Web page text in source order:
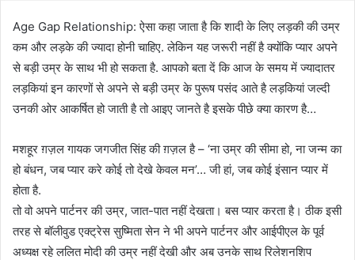
Age Gap Relationship: ऐसा कहा जाता है कि शादी के लिए लड़की की उम्र
कम और लड़के की ज्यादा होनी चाहिए. लेकिन यह जरूरी नहीं है क्योंकि प्यार अपने
से बड़ी उम्र के साथ भी हो सकता है. आपको बता दें कि आज के समय में ज्यादातर
लड़कियां इन कारणों से अपने से बड़ी उम्र के पुरूष पसंद आते है लड़कियां जल्दी
उनकी ओर आकर्षित हो जाती है तो आइए जानते है इसके पीछे क्या कारण है…
मशहूर ग़ज़ल गायक जगजीत सिंह की ग़ज़ल है – ‘ना उम्र की सीमा हो, ना जन्म का
हो बंधन, जब प्यार करे कोई तो देखे केवल मन’… जी हां, जब कोई इंसान प्यार में
होता है.
तो वो अपने पार्टनर की उम्र, जात-पात नहीं देखता। बस प्यार करता है। ठीक इसी
तरह से बॉलीवुड एक्ट्रेस सुष्मिता सेन ने भी अपने पार्टनर और आईपीएल के पूर्व
अध्यक्ष रहे ललित मोदी की उम्र नहीं देखी और अब उनके साथ रिलेशनशिप